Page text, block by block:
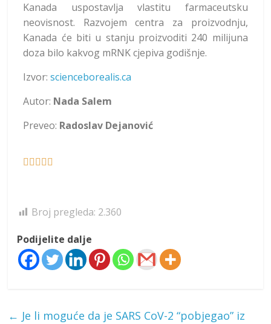
Kanada uspostavlja vlastitu farmaceutsku
neovisnost. Razvojem centra za proizvodnju,
Kanada će biti u stanju proizvoditi 240 milijuna
doza bilo kakvog mRNK cjepiva godišnje.
Izvor:scienceborealis.ca
Autor: Nada Salem
Preveo: Radoslav Dejanović
    
Broj pregleda: 2.360
Podijelite dalje
← Je li moguće da je SARS CoV-2 “pobjegao” iz